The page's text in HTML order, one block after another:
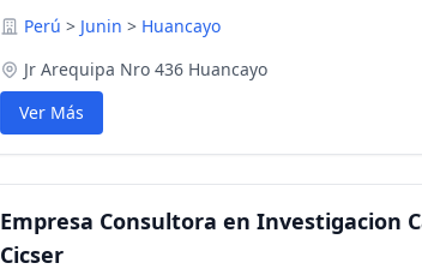
Perú > Junin > Huancayo
Jr Arequipa Nro 436 Huancayo
Ver Más
Empresa Consultora en Investigacion
Cicser